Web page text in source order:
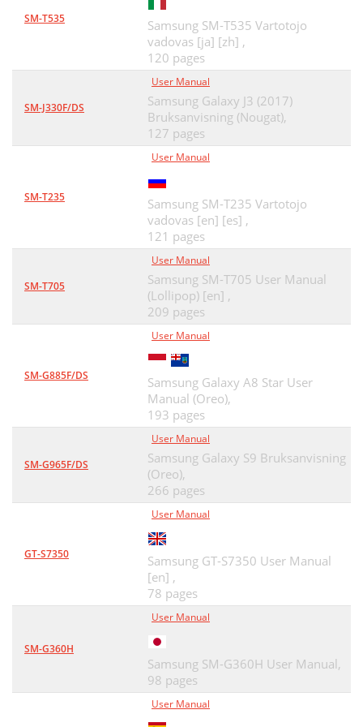
Anclaje USB
Conectar como dispositivo de
Conectarse con Samsung Kies
82
Conexiones VPN
Conectarse a una red privada
Calculadora
Kit herramientas SIM
87
Quickoce
87
Administrador de tareas
Conguración de llamadas
Desvío de llamadas
Conguración adicional
91
Números M. Fijo
91
Número de Buzón de voz
Pantalla
Ubicación y seguridad
Aplicaciones
94
Privacidad
Cuentas y sincronización
95
SM-T535
Samsung SM-T535 Vartotojo
vadovas [ja] [zh] ,
120 pages
SM-J330F/DS
User Manual
Samsung Galaxy J3 (2017)
Bruksanvisning (Nougat),
127 pages
SM-T235
User Manual
Samsung SM-T235 Vartotojo
vadovas [en] [es] ,
121 pages
SM-T705
User Manual
Samsung SM-T705 User Manual
(Lollipop) [en] ,
209 pages
SM-G885F/DS
User Manual
Samsung Galaxy A8 Star User
Manual (Oreo),
193 pages
SM-G965F/DS
User Manual
Samsung Galaxy S9 Bruksanvisning
(Oreo),
266 pages
GT-S7350
User Manual
Samsung GT-S7350 User Manual
[en] ,
78 pages
SM-G360H
User Manual
Samsung SM-G360H User Manual,
98 pages
User Manual